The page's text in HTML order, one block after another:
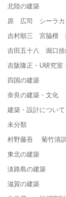
北陸の建築
原 広司 シーラカ
吉村順三 宮脇檀
吉田五十八 堀口
吉阪隆正・U研究室
四国の建築
奈良の建築・文化
建築・設計について
未分類
村野藤吾 菊竹清
東北の建築
淡路島の建築
滋賀の建築